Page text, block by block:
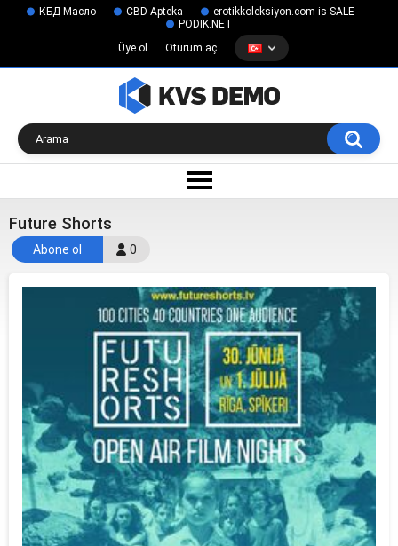
КБД Масло CBD Apteka
erotikkoleksiyon.com is SALE
PODIK.NET
Üye ol
Oturum aç
Future Shorts
0
Abone ol